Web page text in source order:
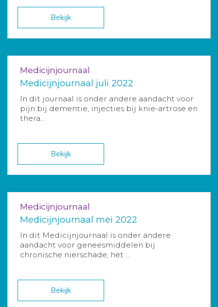
Bekijk
Medicijnjournaal
Medicijnjournaal juli 2022
In dit journaal is onder andere aandacht voor
pijn bij dementie, injecties bij knie-artrose en
thera...
Bekijk
Medicijnjournaal
Medicijnjournaal mei 2022
In dit Medicijnjournaal is onder andere
aandacht voor geneesmiddelen bij
chronische nierschade, het ...
Bekijk